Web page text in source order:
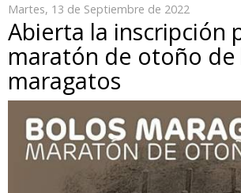
Martes, 13 de Septiembre de 2022
Abierta la inscripción
maratón de otoño de
maragatos